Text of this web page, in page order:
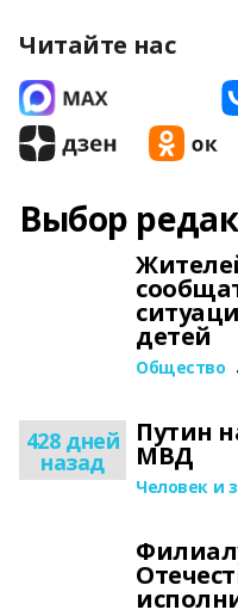
Читайте нас
Выбор
детей
Общество
428 дней
назад
Путин
МВД
Человек и